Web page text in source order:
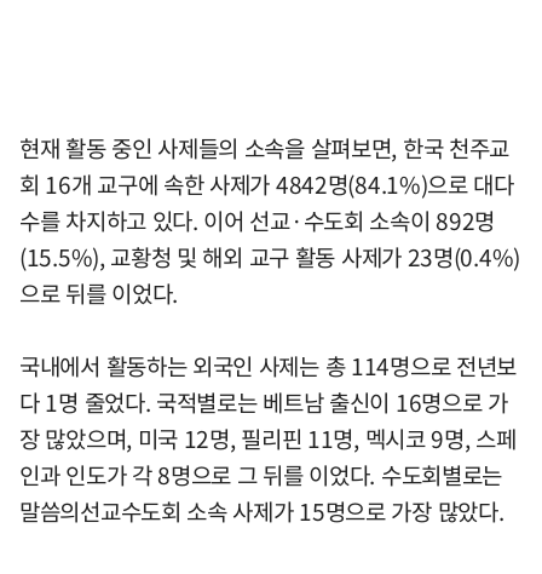
현재 활동 중인 사제들의 소속을 살펴보면, 한국 천주교
회 16개 교구에 속한 사제가 4842명(84.1%)으로 대다
수를 차지하고 있다. 이어 선교·수도회 소속이 892명
(15.5%), 교황청 및 해외 교구 활동 사제가 23명(0.4%)
으로 뒤를 이었다.
국내에서 활동하는 외국인 사제는 총 114명으로 전년보
다 1명 줄었다. 국적별로는 베트남 출신이 16명으로 가
장 많았으며, 미국 12명, 필리핀 11명, 멕시코 9명, 스페
인과 인도가 각 8명으로 그 뒤를 이었다. 수도회별로는
말씀의선교수도회 소속 사제가 15명으로 가장 많았다.